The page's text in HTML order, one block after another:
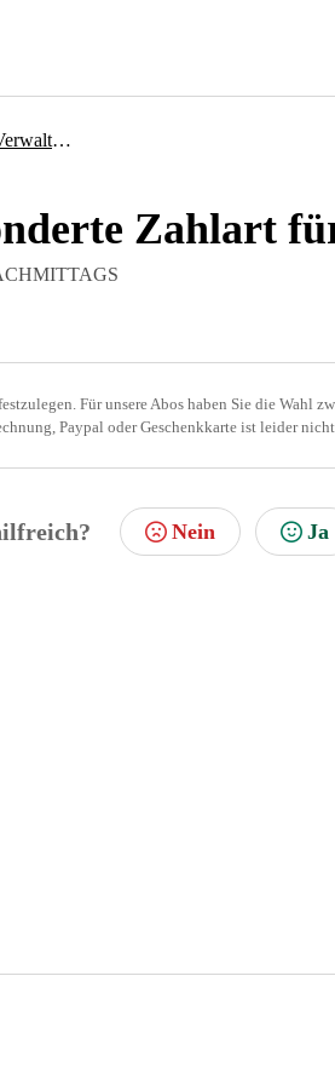
Zahlart
Für unsere Abos haben Sie die Wahl
Paypal oder Geschenkkarte ist leider
Nein Ja